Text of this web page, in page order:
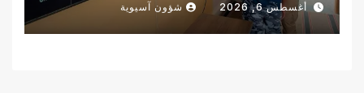
أغسطس 6, 2026 شؤون آسيوية